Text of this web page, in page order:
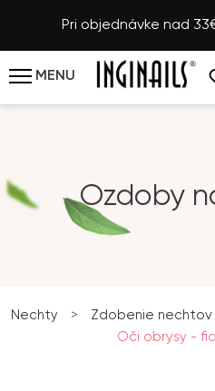
Pri objednávke nad
MENU
Ozdoby
Nechty > Zdobenie nechtov
Oči obrysy -